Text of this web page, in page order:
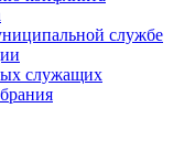
службе
служащих